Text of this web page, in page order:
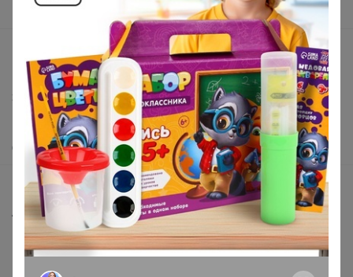
support@24-ok.ru
Написать в поддержку
Защита покупателя
Помощь
О нас
Все предложения
Анонсы
Новости